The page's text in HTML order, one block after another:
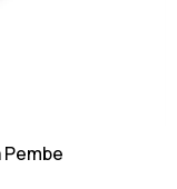
Pembe